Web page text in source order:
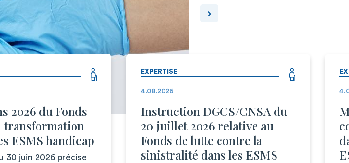
2026 du Fonds
transformation
ESMS handicap
30 juin 2026 précise
EXPERTISE
4.08.2026
Instruction DGCS/CNSA du
20 juillet 2026 relative au
Fonds de lutte contre la
sinistralité dans les ESMS